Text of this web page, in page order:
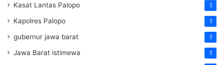
Kasat Lantas Palopo 1
Kapolres Palopo 1
gubernur jawa barat 1
Jawa Barat istimewa 1